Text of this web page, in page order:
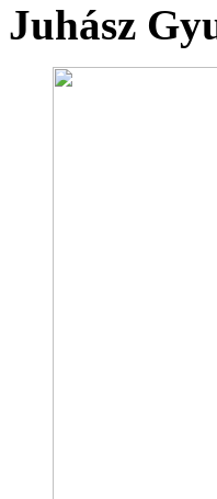
Juhász